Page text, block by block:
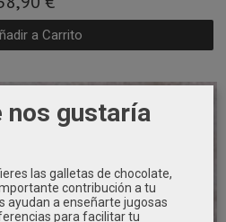
a Carrito
nos gustaría
las galletas de chocolate,
contribución a tu
ayudan a enseñarte jugosas
para facilitar tu